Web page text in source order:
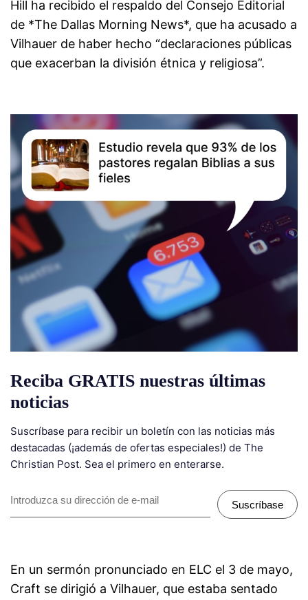
Hill ha recibido el respaldo del Consejo Editorial
de *The Dallas Morning News*, que ha acusado a
Vilhauer de haber hecho “declaraciones públicas
que exacerban la división étnica y religiosa”.
Reciba GRATIS nuestras últimas
noticias
Suscríbase para recibir un boletín con las noticias más
destacadas (¡además de ofertas especiales!) de The
Christian Post. Sea el primero en enterarse.
Suscríbase
En un sermón pronunciado en ELC el 3 de mayo,
Craft se dirigió a Vilhauer, que estaba sentado